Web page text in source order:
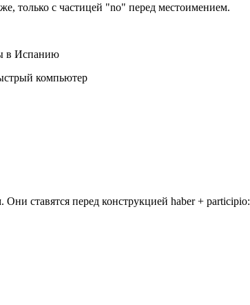
только с частицей "no" перед местоимением.
в Испанию
компьютер
Они ставятся перед конструкцией haber + participio: